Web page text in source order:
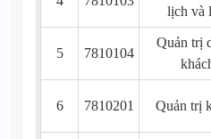
lịch và
5 7810104
Quản trị
6 7810201 Quản trị